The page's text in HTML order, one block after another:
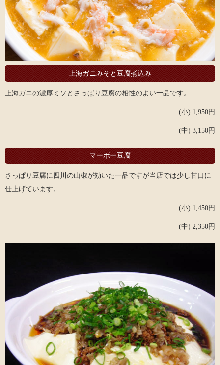
上海ガニみそと豆腐煮込み
上海ガニの濃厚ミソとさっぱり豆腐の相性のよい一品です。
(小) 1,950円
(中) 3,150円
マーボー豆腐
さっぱり豆腐に四川の山椒が効いた一品ですが当店では少し甘口に
仕上げています。
(小) 1,450円
(中) 2,350円